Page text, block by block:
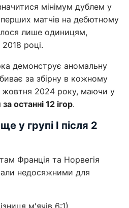
мінімум дублем у
матчів на дебютному
лише одиницям,
році.
демонструє аномальну
за збірну в кожному
жовтня 2024 року, маючи у
останні 12 ігор.
у групі I після 2
Франція та Норвегія
недосяжними для